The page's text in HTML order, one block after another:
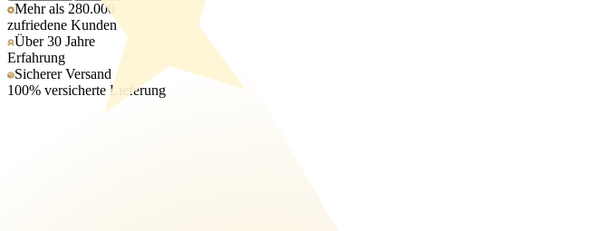
Mehr als 280.000
zufriedene Kunden
Über 30 Jahre
Erfahrung
Sicherer Versand
100% versicherte Lieferung